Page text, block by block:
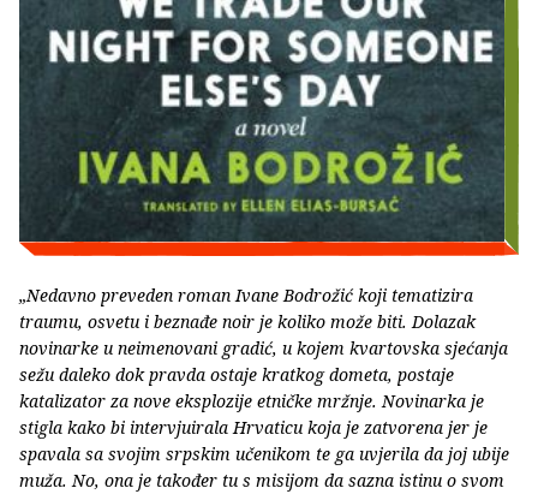
„Nedavno preveden roman Ivane Bodrožić koji tematizira
traumu, osvetu i beznađe noir je koliko može biti. Dolazak
novinarke u neimenovani gradić, u kojem kvartovska sjećanja
sežu daleko dok pravda ostaje kratkog dometa, postaje
katalizator za nove eksplozije etničke mržnje. Novinarka je
stigla kako bi intervjuirala Hrvaticu koja je zatvorena jer je
spavala sa svojim srpskim učenikom te ga uvjerila da joj ubije
muža. No, ona je također tu s misijom da sazna istinu o svom